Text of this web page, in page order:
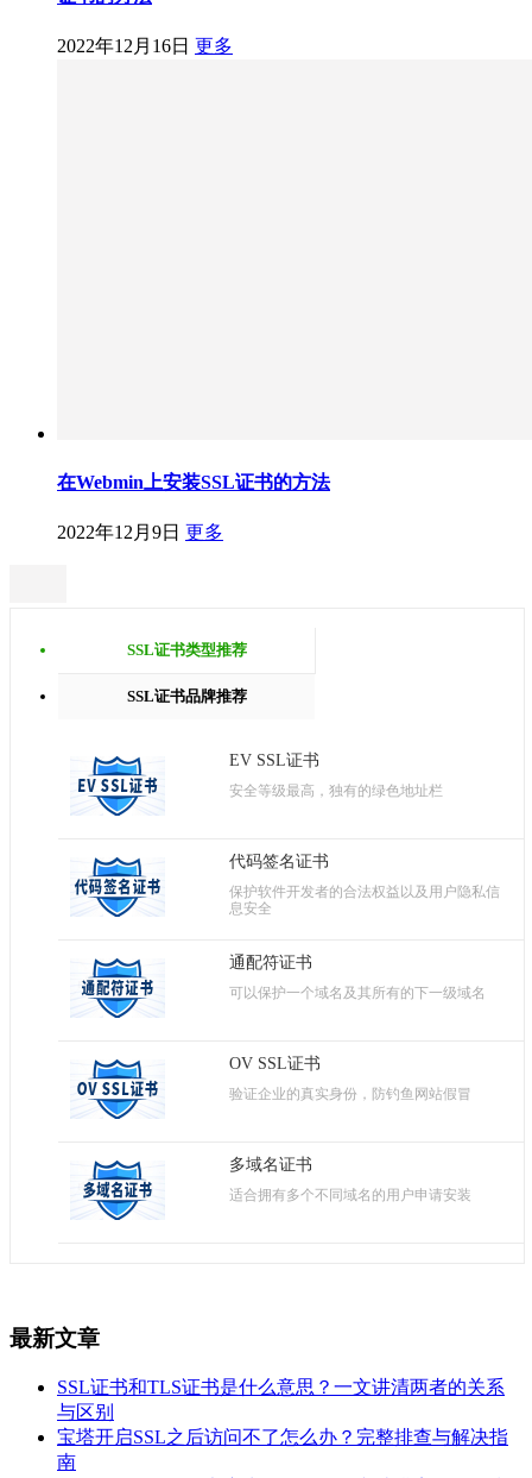
2022年12月16日 更多
在Webmin上安装SSL证书的方法
2022年12月9日 更多
SSL证书类型推荐
SSL证书品牌推荐
EV SSL证书
安全等级最高，独有的绿色地址栏
代码签名证书
保护软件开发者的合法权益以及用户隐私信
息安全
通配符证书
可以保护一个域名及其所有的下一级域名
OV SSL证书
验证企业的真实身份，防钓鱼网站假冒
多域名证书
适合拥有多个不同域名的用户申请安装
最新文章
SSL证书和TLS证书是什么意思？一文讲清两者的关系
与区别
宝塔开启SSL之后访问不了怎么办？完整排查与解决指
南